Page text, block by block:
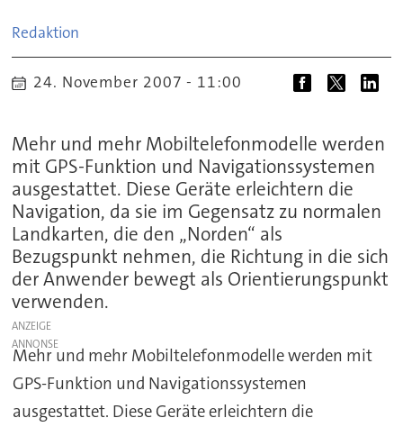
Redaktion
24. November 2007 - 11:00
Mehr und mehr Mobiltelefonmodelle werden
mit GPS-Funktion und Navigationssystemen
ausgestattet. Diese Geräte erleichtern die
Navigation, da sie im Gegensatz zu normalen
Landkarten, die den „Norden“ als
Bezugspunkt nehmen, die Richtung in die sich
der Anwender bewegt als Orientierungspunkt
verwenden.
ANZEIGE
Mehr und mehr Mobiltelefonmodelle werden mit
GPS-Funktion und Navigationssystemen
ausgestattet. Diese Geräte erleichtern die